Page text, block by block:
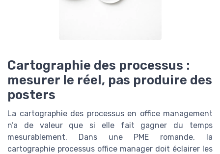
Cartographie des processus :
mesurer le réel, pas produire des
posters
La cartographie des processus en office management
n’a de valeur que si elle fait gagner du temps
mesurablement. Dans une PME romande, la
cartographie processus office manager doit éclairer les